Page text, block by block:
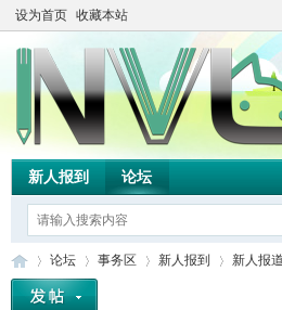
设为首页 收藏本站
新人报到 论坛
论坛 事务区 新人报到 新人报道